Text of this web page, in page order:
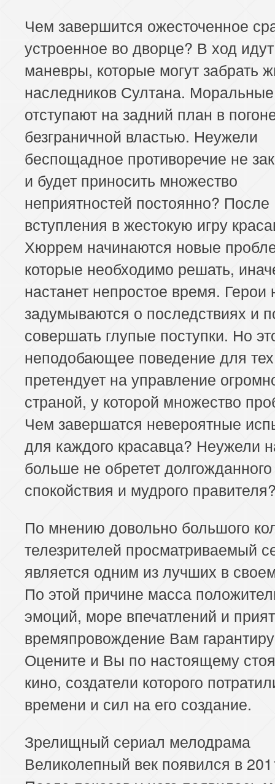
Чем завершится ожесточенное
устроенное во дворце? В ход
маневры, которые могут забрать
наследников Султана. Моральные
отступают на задний план в
безграничной властью. Неужели
беспощадное противоречие не
и будет приносить множество
неприятностей постоянно? После
вступления в жестокую игру
Хюррем начинаются новые
которые необходимо решать,
настанет непростое время. Герои
задумываются о последствиях и
совершать глупые поступки. Но
неподобающее поведение для
претендует на управление
страной, у которой множество
Чем завершатся невероятные
для каждого красавца? Неужели
больше не обретет долгожданного
спокойствия и мудрого
По мнению довольно большого
телезрителей просматриваемый
является одним из лучших в
По этой причине масса
эмоций, море впечатлений и
времяпровождение Вам
Оцените и Вы по настоящему
кино, создатели которого
времени и сил на его создание.
Зрелищный сериал мелодрама
Великолепный век появился в